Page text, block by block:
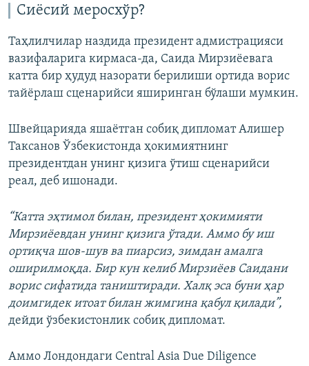
Сиёсий меросхўр?
Таҳлилчилар наздида президент адмистрацияси
вазифаларига кирмаса-да, Саида Мирзиёевага
катта бир ҳудуд назорати берилиши ортида ворис
тайёрлаш сценарийси яширинган бўлаши мумкин.
Швейцарияда яшаётган собиқ дипломат Алишер
Таксанов Ўзбекистонда ҳокимиятнинг
президентдан унинг қизига ўтиш сценарийси
реал, деб ишонади.
“Катта эҳтимол билан, президент ҳокимияти
Мирзиёевдан унинг қизига ўтади. Аммо бу иш
ортиқча шов-шув ва пиарсиз, зимдан амалга
оширилмоқда. Бир кун келиб Мирзиёев Саидани
ворис сифатида таништиради. Халқ эса буни ҳар
доимгидек итоат билан жимгина қабул қилади”,
дейди ўзбекистонлик собиқ дипломат.
Аммо Лондондаги Central Asia Due Diligence